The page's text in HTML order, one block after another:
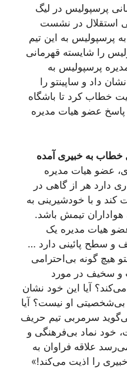
پرسپولیس در لیگ
استقلال در نشست
پرسپولیس به این تیم
را شایسته قهرمانی
پرسپولیس به
داد و ساپینتو را
خطاب کرد تا باشگاه
پاسخ عضو هیات مدیره
خطاب به خبیری آمده
عضو هیات مدیره
دارد هر از گاهی در
کند و با خودشیرینی به
هواداران تیمش باشد.
هیات مدیره یک
و سطح پائینی دارد …
هیچ گونه بی‌احترامی
و سخیف در مورد
آیا این خود نشان
او نیست؟ آیا
سرمربی تیم حریف
نماد بی‌فرهنگی و
علاقه فراوان به
را اذیت می‌کند!»